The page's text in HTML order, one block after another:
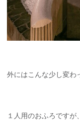
外にはこんな少し変わ
１人用のおふろですが